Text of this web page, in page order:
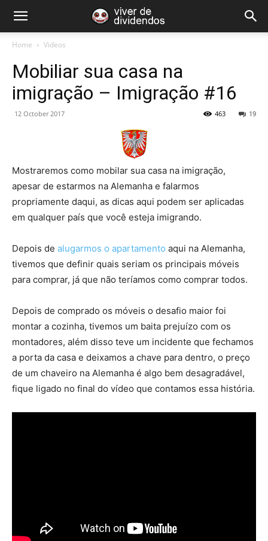
Home Videos
Mobiliar sua casa na
imigração – Imigração #16
12 October 2017 19
463
Mostraremos como mobilar sua casa na imigração,
apesar de estarmos na Alemanha e falarmos
propriamente daqui, as dicas aqui podem ser aplicadas
em qualquer país que você esteja imigrando.
Depois de alugarmos o apartamento aqui na Alemanha,
tivemos que definir quais seriam os principais móveis
para comprar, já que não teríamos como comprar todos.
Depois de comprado os móveis o desafio maior foi
montar a cozinha, tivemos um baita prejuízo com os
montadores, além disso teve um incidente que fechamos
a porta da casa e deixamos a chave para dentro, o preço
de um chaveiro na Alemanha é algo bem desagradável,
fique ligado no final do vídeo que contamos essa história.